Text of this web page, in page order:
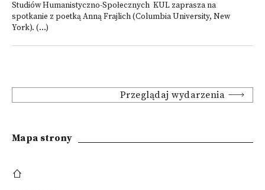
Studiów Humanistyczno-Społecznych KUL zaprasza na
spotkanie z poetką Anną Frajlich (Columbia University, New
York). (...)
Przeglądaj wydarzenia
Mapa strony